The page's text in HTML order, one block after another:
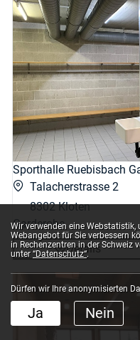
Sporthalle Ruebisbach
Talacherstrasse 2
8302 Kloten
Garderobe
Details
Webstatistik
Wir verwenden eine
Webangebot für Sie verbessern
in Rechenzentren in der Schweiz
unter“Datenschutz“.
Dürfen wir Ihre anonymisierten
Ja Nein